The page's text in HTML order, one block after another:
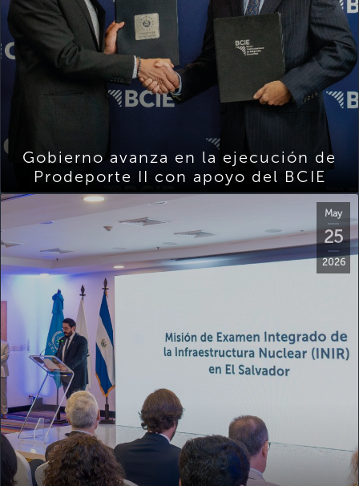
Gobierno avanza en la ejecución de
Prodeporte II con apoyo del BCIE
May
25
2026